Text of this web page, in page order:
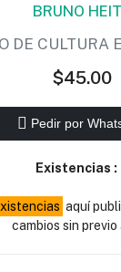
BRUNO
DE CULTURA
$45.00
Pedir por
Existencias :
aquí
cambios sin previo